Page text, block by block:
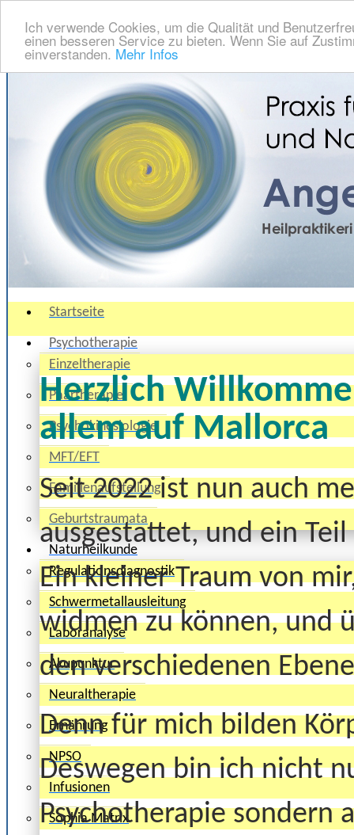
Ich verwende Cookies, um die Qualität und
einen besseren Service zu bieten. Wenn Sie auf
einverstanden. Mehr Infos
Startseite
Psychotherapie
Einzeltherapie
Paartherapie
Psychokinesiologie
MFT/EFT
Familienaufstellung
Geburtstraumata
Naturheilkunde
Regulationsdiagnostik
Schwermetallausleitung
Laboranalyse
Akupunktur
Neuraltherapie
Ernährung
NPSO
Infusionen
Sophia Matrix
Herzlich
allem auf Mallorca
Seit 2022 ist nun auch
ausgestattet, und ein
Ein kleiner Traum von
widmen zu können, und
den verschiedenen
Denn für mich bilden
Deswegen bin ich nicht
Psychotherapie sondern